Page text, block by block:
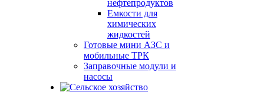
нефтепродуктов
Емкости для
химических
жидкостей
Готовые мини АЗС и
мобильные ТРК
Заправочные модули и
насосы